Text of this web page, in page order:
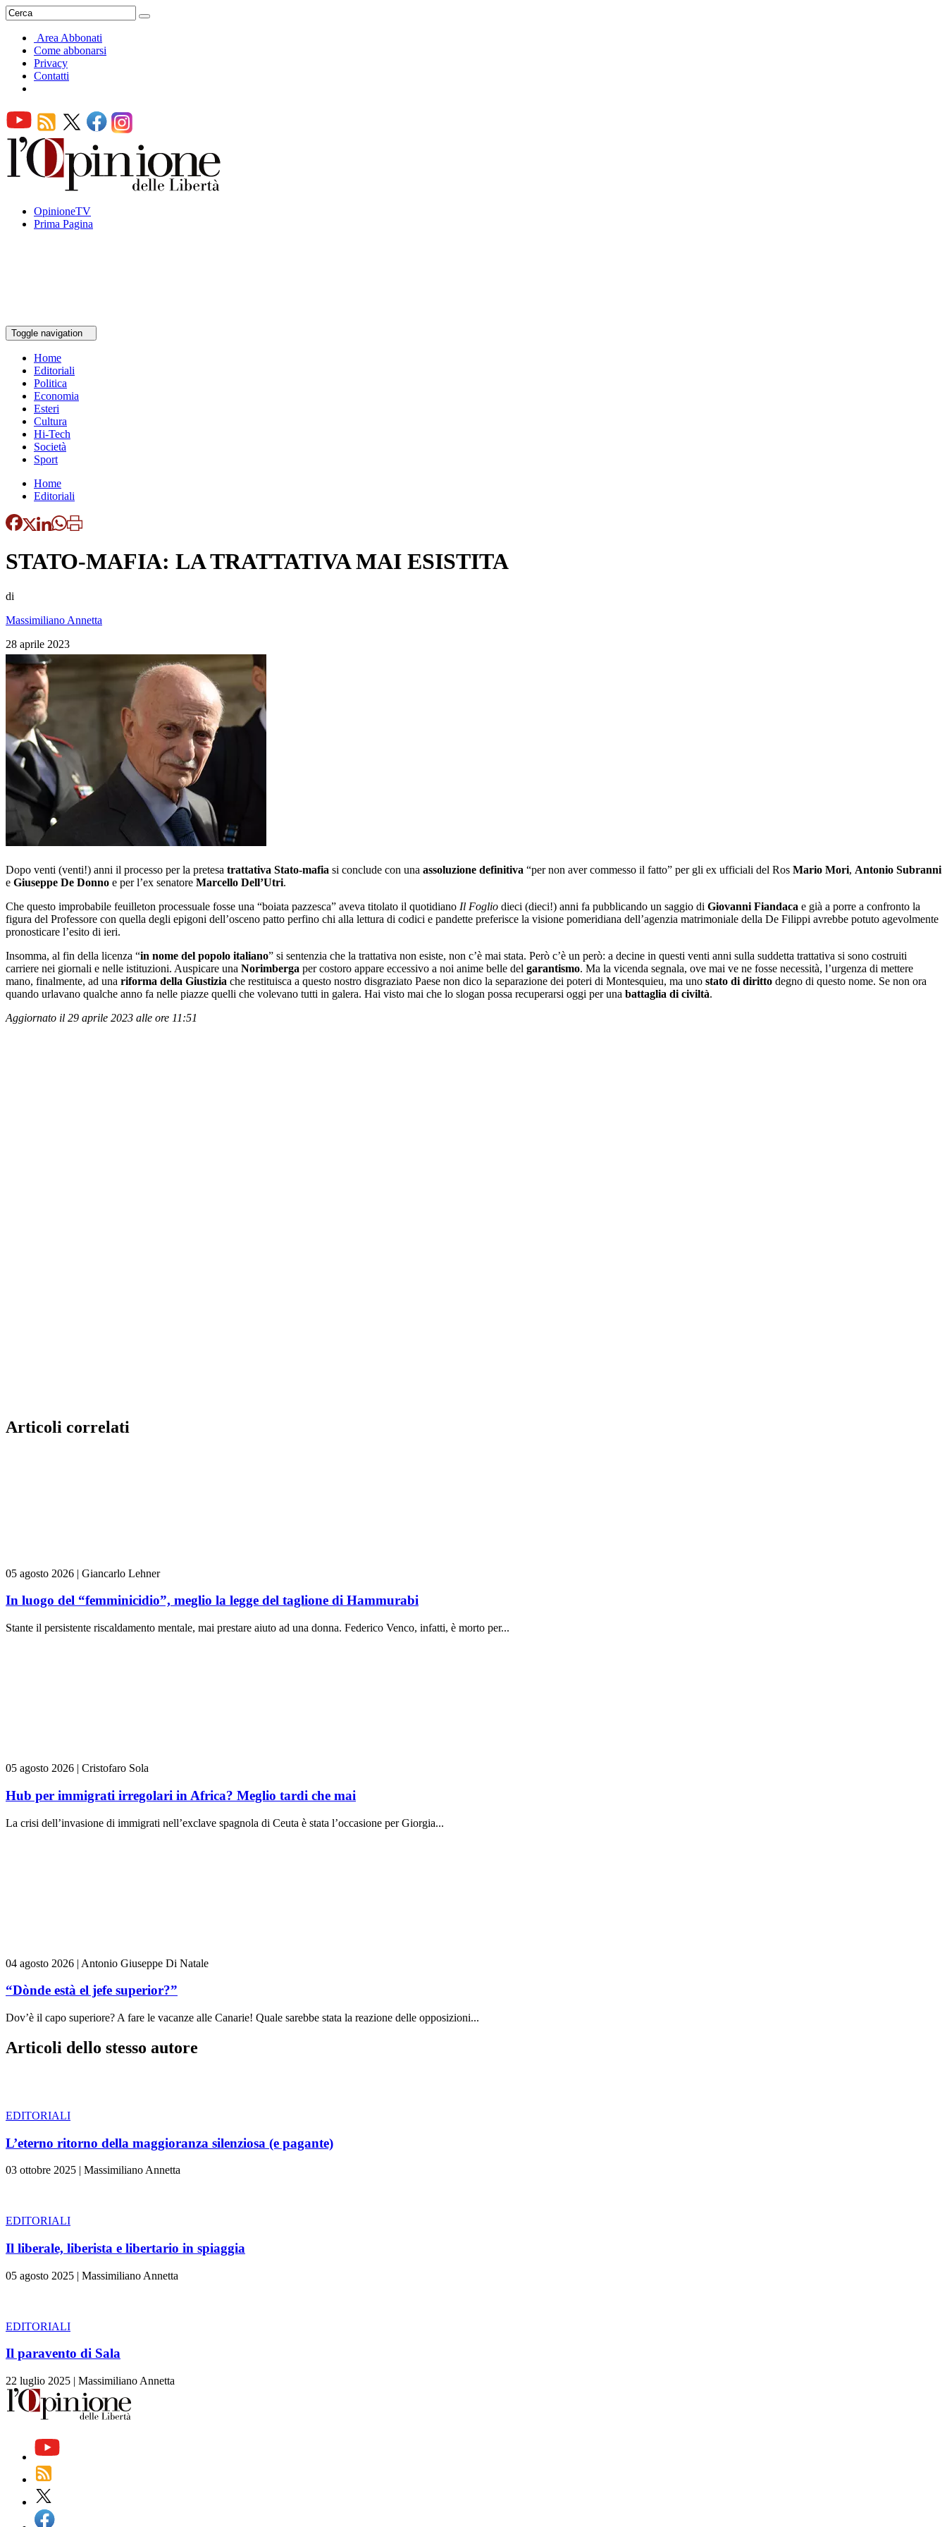
Area Abbonati
Come abbonarsi
Privacy
Contatti
OpinioneTV
Prima Pagina
Toggle navigation
Home
Editoriali
Politica
Economia
Esteri
Cultura
Hi-Tech
Società
Sport
Home
Editoriali
STATO-MAFIA: LA TRATTATIVA MAI ESISTITA
di
Massimiliano Annetta
28 aprile 2023
Dopo venti (venti!) anni il processo per la pretesa trattativa Stato-mafia si conclude con una assoluzione definitiva “per non aver commesso il fatto” per gli ex ufficiali del Ros Mario Mori, Antonio Subranni
e Giuseppe De Donno e per l’ex senatore Marcello Dell’Utri.
Che questo improbabile feuilleton processuale fosse una “boiata pazzesca” aveva titolato il quotidiano Il Foglio dieci (dieci!) anni fa pubblicando un saggio di Giovanni Fiandaca e già a porre a confronto la
figura del Professore con quella degli epigoni dell’osceno patto perfino chi alla lettura di codici e pandette preferisce la visione pomeridiana dell’agenzia matrimoniale della De Filippi avrebbe potuto agevolmente
pronosticare l’esito di ieri.
Insomma, al fin della licenza “in nome del popolo italiano” si sentenzia che la trattativa non esiste, non c’è mai stata. Però c’è un però: a decine in questi venti anni sulla suddetta trattativa si sono costruiti
carriere nei giornali e nelle istituzioni. Auspicare una Norimberga per costoro appare eccessivo a noi anime belle del garantismo. Ma la vicenda segnala, ove mai ve ne fosse necessità, l’urgenza di mettere
mano, finalmente, ad una riforma della Giustizia che restituisca a questo nostro disgraziato Paese non dico la separazione dei poteri di Montesquieu, ma uno stato di diritto degno di questo nome. Se non ora
quando urlavano qualche anno fa nelle piazze quelli che volevano tutti in galera. Hai visto mai che lo slogan possa recuperarsi oggi per una battaglia di civiltà.
Aggiornato il 29 aprile 2023 alle ore 11:51
Articoli correlati
05 agosto 2026 | Giancarlo Lehner
In luogo del “femminicidio”, meglio la legge del taglione di Hammurabi
Stante il persistente riscaldamento mentale, mai prestare aiuto ad una donna. Federico Venco, infatti, è morto per...
05 agosto 2026 | Cristofaro Sola
Hub per immigrati irregolari in Africa? Meglio tardi che mai
La crisi dell’invasione di immigrati nell’exclave spagnola di Ceuta è stata l’occasione per Giorgia...
04 agosto 2026 | Antonio Giuseppe Di Natale
“Dònde està el jefe superior?”
Dov’è il capo superiore? A fare le vacanze alle Canarie! Quale sarebbe stata la reazione delle opposizioni...
Articoli dello stesso autore
EDITORIALI
L’eterno ritorno della maggioranza silenziosa (e pagante)
03 ottobre 2025 | Massimiliano Annetta
EDITORIALI
Il liberale, liberista e libertario in spiaggia
05 agosto 2025 | Massimiliano Annetta
EDITORIALI
Il paravento di Sala
22 luglio 2025 | Massimiliano Annetta